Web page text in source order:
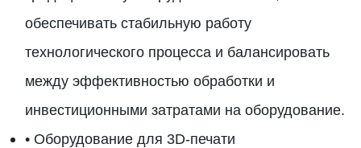
обеспечивать стабильную работу
технологического процесса и балансировать
между эффективностью обработки и
инвестиционными затратами на оборудование.
• Оборудование для 3D-печати